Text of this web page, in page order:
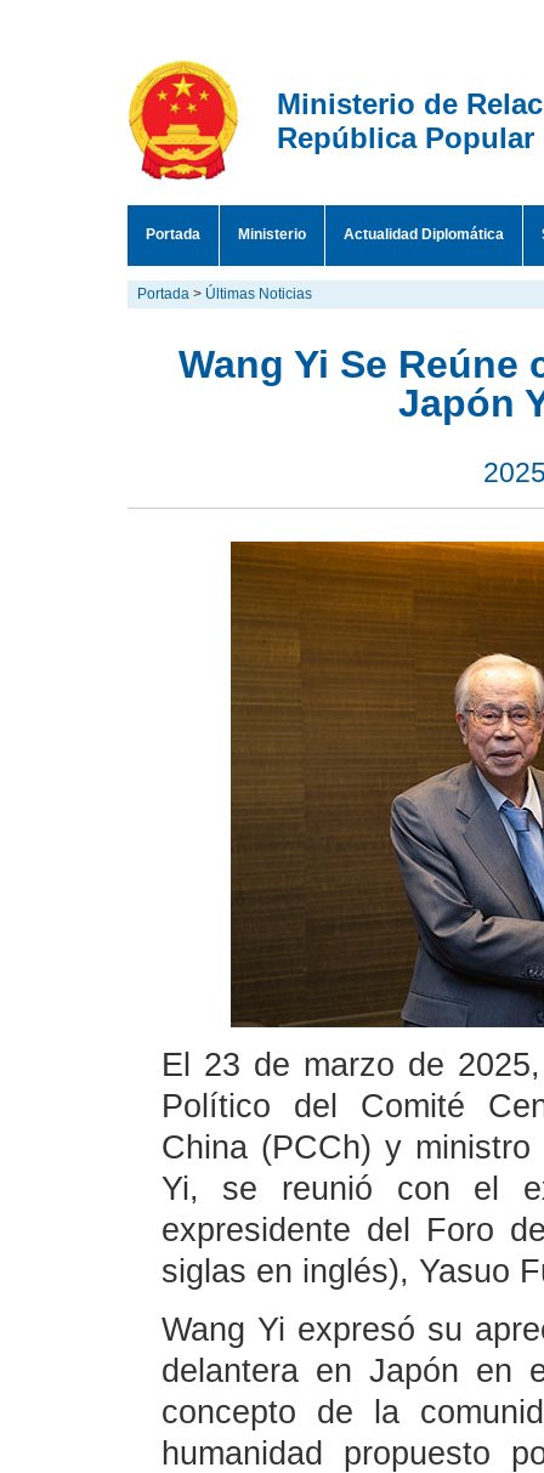
Ministerio de
República Popular
Portada Ministerio Actualidad Diplomática
Portada > Últimas Noticias
Wang Yi Se
Japón
El 23 de marzo de
Político del Comité
China (PCCh) y
Yi, se reunió con el
expresidente del Foro
siglas en inglés), Yasuo
Wang Yi expresó su
delantera en Japón en
concepto de la
humanidad propuesto